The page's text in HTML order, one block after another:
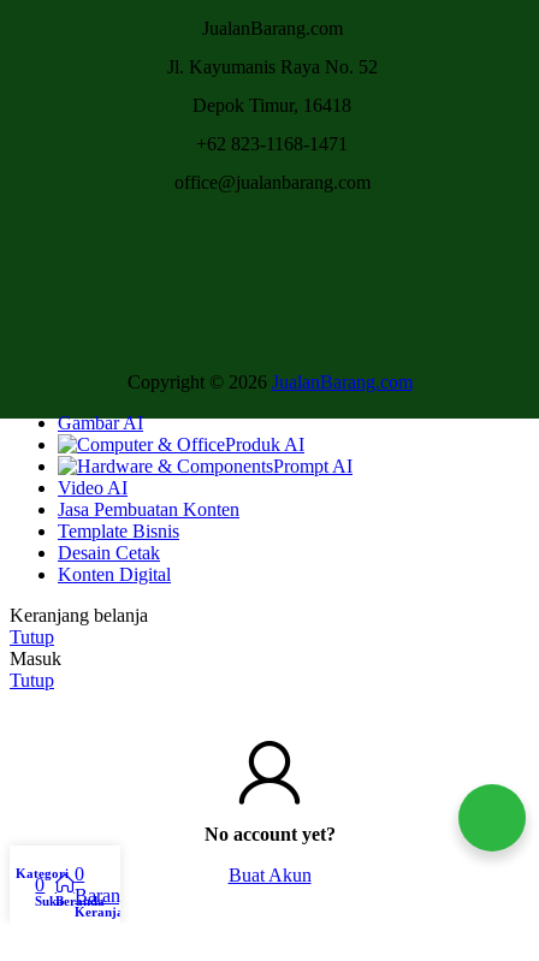
JualanBarang.com
Jl. Kayumanis Raya No. 52
Depok Timur, 16418
+62 823-1168-1471
office@jualanbarang.com
Copyright © 2026 JualanBarang.com
Gambar AI
Produk AI
Prompt AI
Video AI
Jasa Pembuatan Konten
Template Bisnis
Desain Cetak
Konten Digital
Keranjang belanja
Tutup
Masuk
Tutup
No account yet?
Buat Akun
Kategori
0
SukaBeranda
0
Barang
Keranjang